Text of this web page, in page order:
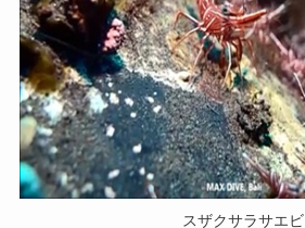
スザクサラサエビ